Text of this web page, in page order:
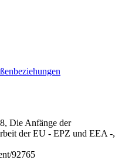
Die Anfänge der
der EU - EPZ und EEA -,
92765